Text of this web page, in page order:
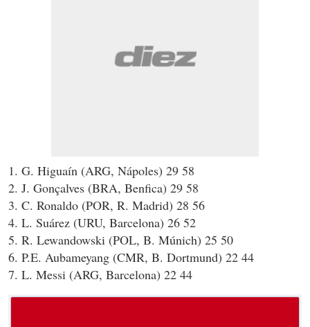
1. G. Higuaín (ARG, Nápoles) 29 58
2. J. Gonçalves (BRA, Benfica) 29 58
3. C. Ronaldo (POR, R. Madrid) 28 56
4. L. Suárez (URU, Barcelona) 26 52
5. R. Lewandowski (POL, B. Múnich) 25 50
6. P.E. Aubameyang (CMR, B. Dortmund) 22 44
7. L. Messi (ARG, Barcelona) 22 44